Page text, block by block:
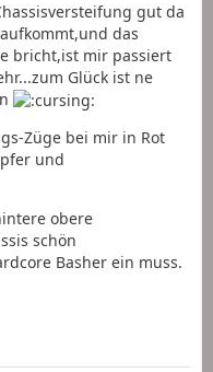
gut da
das
bricht,ist mir passiert
Glück ist ne
Züge bei mir in Rot
und
obere
schön
Basher ein muss.